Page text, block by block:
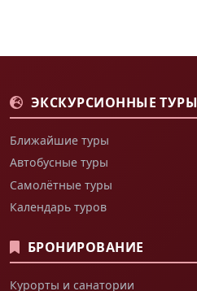
ЭКСКУРСИОННЫЕ ТУРЫ
Ближайшие туры
Автобусные туры
Самолётные туры
Календарь туров
БРОНИРОВАНИЕ
Курорты и санатории